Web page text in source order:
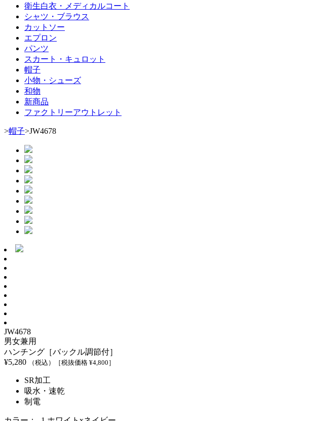
衛生白衣・メディカルコート
シャツ・ブラウス
カットソー
エプロン
パンツ
スカート・キュロット
帽子
小物・シューズ
和物
新商品
ファクトリーアウトレット
>帽子>JW4678
JW4678
男女兼用
ハンチング［バックル調節付］
¥5,280 （税込） ［税抜価格 ¥4,800 ］
SR加工
吸水・速乾
制電